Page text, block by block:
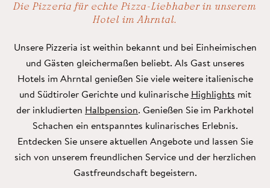
Die Pizzeria für echte Pizza-Liebhaber in unserem
Hotel im Ahrntal.
Unsere Pizzeria ist weithin bekannt und bei Einheimischen
und Gästen gleichermaßen beliebt. Als Gast unseres
Hotels im Ahrntal genießen Sie viele weitere italienische
und Südtiroler Gerichte und kulinarische Highlights mit
der inkludierten Halbpension. Genießen Sie im Parkhotel
Schachen ein entspanntes kulinarisches Erlebnis.
Entdecken Sie unsere aktuellen Angebote und lassen Sie
sich von unserem freundlichen Service und der herzlichen
Gastfreundschaft begeistern.